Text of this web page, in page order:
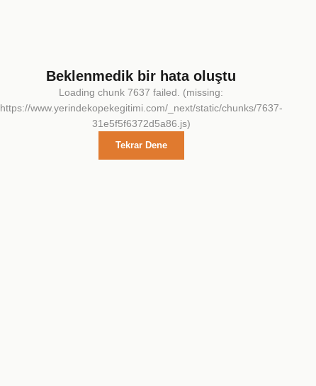
Beklenmedik bir hata oluştu
Loading chunk 7637 failed. (missing:
https://www.yerindekopekegitimi.com/_next/static/chunks/7637-
31e5f5f6372d5a86.js)
Tekrar Dene